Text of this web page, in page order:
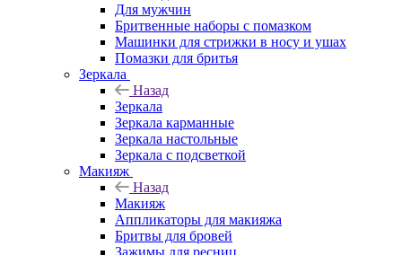
Для мужчин
Бритвенные наборы с помазком
Машинки для стрижки в носу и ушах
Помазки для бритья
Зеркала
Назад
Зеркала
Зеркала карманные
Зеркала настольные
Зеркала с подсветкой
Макияж
Назад
Макияж
Аппликаторы для макияжа
Бритвы для бровей
Зажимы для ресниц